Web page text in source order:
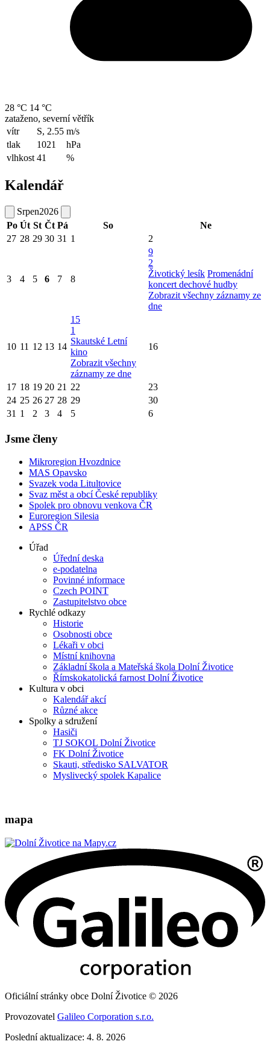
28 °C 14 °C
zataženo, severní větřík
vítr
S, 2.55 m/s
tlak
1021
hPa
vlhkost 41 %
Kalendář
Srpen2026
Po Út St Čt Pá So
Ne
27 28 29 30 31 1 2
3 4 5 6 7 8
9
2
Životický lesík Promenádní
koncert dechové hudby
Zobrazit všechny záznamy ze
dne
10 11 12 13 14
15
1
Skautské Letní
kino
Zobrazit všechny
záznamy ze dne
16
17 18 19 20 21 22
23
24 25 26 27 28 29
30
31 1 2 3 4 5 6
Jsme členy
Mikroregion Hvozdnice
MAS Opavsko
Svazek voda Litultovice
Svaz měst a obcí České republiky
Spolek pro obnovu venkova ČR
Euroregion Silesia
APSS ČR
Úřad
Úřední deska
e-podatelna
Povinné informace
Czech POINT
Zastupitelstvo obce
Rychlé odkazy
Historie
Osobnosti obce
Lékaři v obci
Místní knihovna
Základní škola a Mateřská škola Dolní Životice
Římskokatolická farnost Dolní Životice
Kultura v obci
Kalendář akcí
Různé akce
Spolky a sdružení
Hasiči
TJ SOKOL Dolní Životice
FK Dolní Životice
Skauti, středisko SALVATOR
Myslivecký spolek Kapalice
mapa
Oficiální stránky obce Dolní Životice © 2026
Provozovatel Galileo Corporation s.r.o.
Poslední aktualizace: 4. 8. 2026